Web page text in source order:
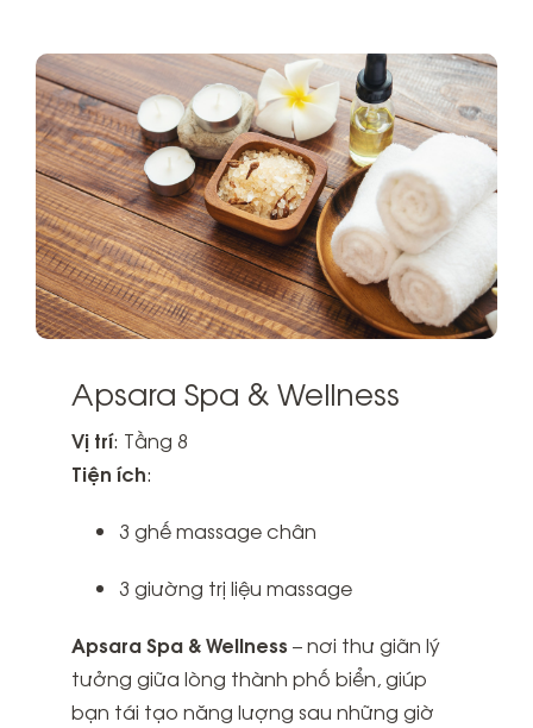
Apsara Spa & Wellness
Vị trí: Tầng 8
Tiện ích:
3 ghế massage chân
3 giường trị liệu massage
Apsara Spa & Wellness – nơi thư giãn lý
tưởng giữa lòng thành phố biển, giúp
bạn tái tạo năng lượng sau những giờ